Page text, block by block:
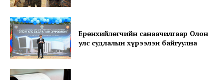
Ерөнхийлөгчийн санаачилгаар Олон
улс судлалын хүрээлэн байгуулна